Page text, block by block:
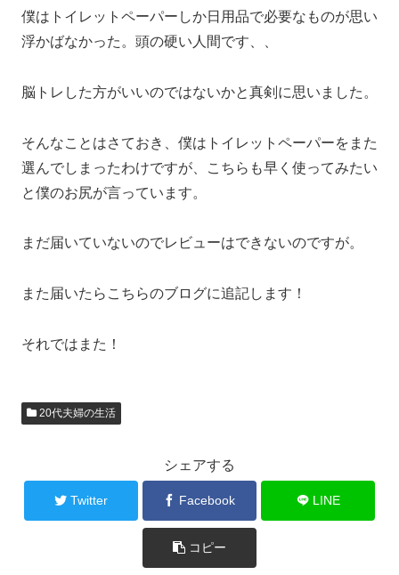
僕はトイレットペーパーしか日用品で必要なものが思い
浮かばなかった。頭の硬い人間です、、
脳トレした方がいいのではないかと真剣に思いました。
そんなことはさておき、僕はトイレットペーパーをまた
選んでしまったわけですが、こちらも早く使ってみたい
と僕のお尻が言っています。
まだ届いていないのでレビューはできないのですが。
また届いたらこちらのブログに追記します！
それではまた！
20代夫婦の生活
シェアする
Twitter Facebook LINE
コピー